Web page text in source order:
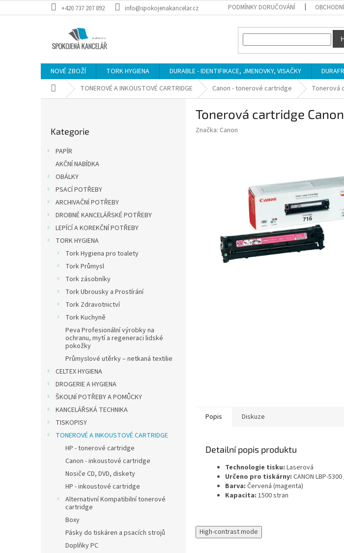
na
+420 737 207 892 info@spokojenakancelar.cz PODMÍNKY DORUČOVÁNÍ
NOVÉ ZBOŽÍ TORK HYGIENA DURABLE - IDENTIFIKACE, JMENOVKY, VISAČKY
Domů TONEROVÉ A INKOUSTOVÉ CARTRIDGE Canon - tonerové cartridge Tonerová
kategorie
Kategorie
PAPÍR
AKČNÍ NABÍDKA
OBÁLKY
PSACÍ POTŘEBY
ARCHIVAČNÍ POTŘEBY
DROBNÉ KANCELÁŘSKÉ POTŘEBY
LEPÍCÍ A KOREKČNÍ POTŘEBY
TORK HYGIENA
Tork Hygiena pro toalety
Tork Průmysl
Tork zásobníky
Tork Ubrousky a Prostírání
Tork Zdravotnictví
Tork Kuchyně
Peva Profesionální výrobky na
ochranu, mytí a regeneraci lidské
pokožky
Průmyslové utěrky – netkaná textilie
CELTEX HYGIENA
DROGERIE A HYGIENA
ŠKOLNÍ POTŘEBY A POMŮCKY
KANCELÁŘSKÁ TECHNIKA
TISKOPISY
TONEROVÉ A INKOUSTOVÉ CARTRIDGE
HP - tonerové cartridge
Canon - inkoustové cartridge
Nosiče CD, DVD, diskety
HP - inkoustové cartridge
Alternativní Kompatibilní tonerové
cartridge
Boxy
Pásky do tiskáren a psacích strojů
Doplňky PC
Tonerová cartridge
Značka: Canon
Popis Diskuze
Detailní popis produktu
Technologie tisku: Laserová
Určeno pro tiskárny: CANON LBP-
Barva: Červená (magenta)
Kapacita: 1500 stran
High-contrast mode